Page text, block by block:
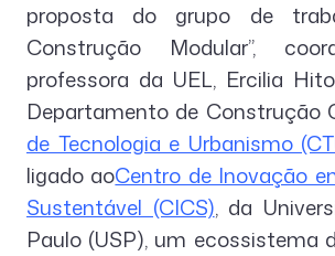
proposta do grupo de
Construção Modular”,
professora da UEL, Ercilia
Departamento de Construção
de Tecnologia e Urbanismo
ligado aoCentro de Inovação
Sustentável (CICS), da
Paulo (USP), um ecossistema